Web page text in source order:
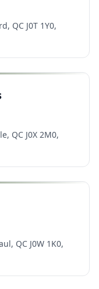
QC J0T 1Y0,
QC J0X 2M0,
QC J0W 1K0,